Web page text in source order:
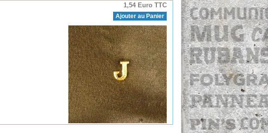
1,54 Euro TTC
Ajouter au Panier